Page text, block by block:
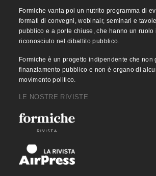
Formiche vanta poi un nutrito programma di
formati di convegni, webinair, seminari e
pubblico e a porte chiuse, che hanno un ruolo
riconosciuto nel dibattito pubblico.
Formiche è un progetto indipendente che non
finanziamento pubblico e non è organo di
movimento politico.
LE NOSTRE RIVISTE